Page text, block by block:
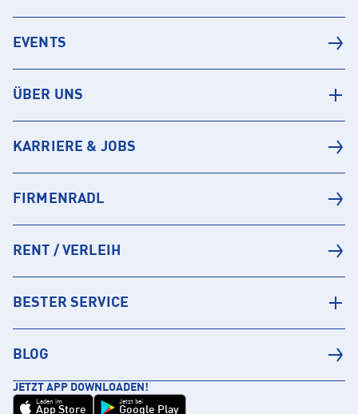
EVENTS
ÜBER UNS
KARRIERE & JOBS
FIRMENRADL
RENT / VERLEIH
BESTER SERVICE
BLOG
JETZT APP DOWNLOADEN!
Laden im
App Store
Jetzt bei
Google Play